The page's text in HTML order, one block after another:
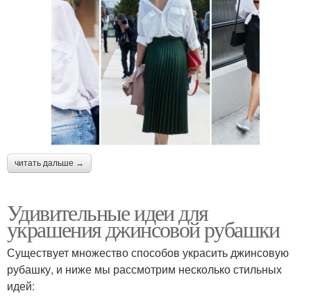
читать дальше →
Удивительные идеи для
украшения джинсовой рубашки
Существует множество способов украсить джинсовую
рубашку, и ниже мы рассмотрим несколько стильных
идей: